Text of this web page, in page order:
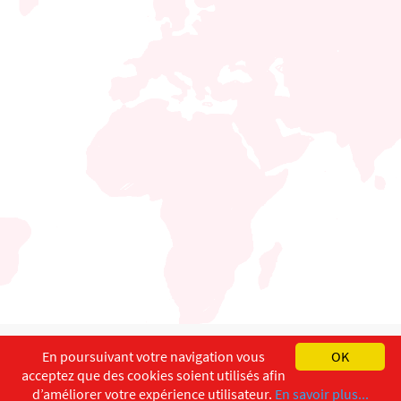
English Français
Copyright ©ISEC-AdW Impressum
OK
En poursuivant votre navigation vous
acceptez que des cookies soient utilisés afin
d’améliorer votre expérience utilisateur. En savoir plus...